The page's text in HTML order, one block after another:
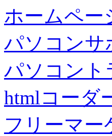
ホームペー
パソコンサ
パソコント
htmlコーダ
フリーマー